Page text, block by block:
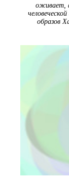
оживает,
образов